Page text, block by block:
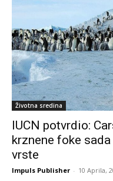
Životna sredina
IUCN potvrdio:
krznene foke
vrste
Impuls Publisher - 10 Aprila,